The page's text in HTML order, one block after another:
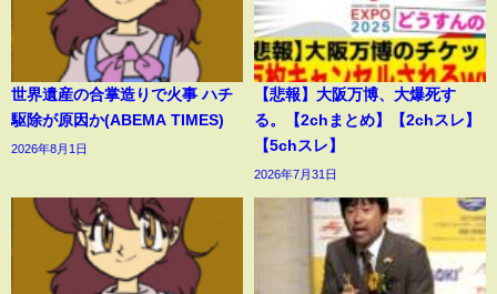
世界遺産の合掌造りで火事 ハチ
駆除が原因か(ABEMA TIMES)
2026年8月1日
【悲報】大阪万博、大爆死す
る。【2chまとめ】【2chスレ】
【5chスレ】
2026年7月31日